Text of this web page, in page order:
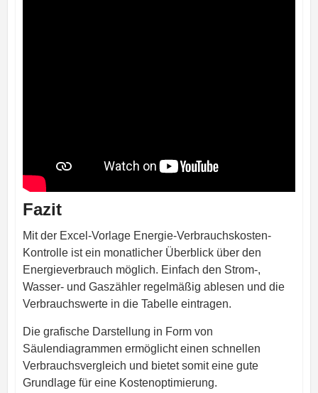
Fazit
Mit der Excel-Vorlage Energie-Verbrauchskosten-
Kontrolle ist ein monatlicher Überblick über den
Energieverbrauch möglich. Einfach den Strom-,
Wasser- und Gaszähler regelmäßig ablesen und die
Verbrauchswerte in die Tabelle eintragen.
Die grafische Darstellung in Form von
Säulendiagrammen ermöglicht einen schnellen
Verbrauchsvergleich und bietet somit eine gute
Grundlage für eine Kostenoptimierung.